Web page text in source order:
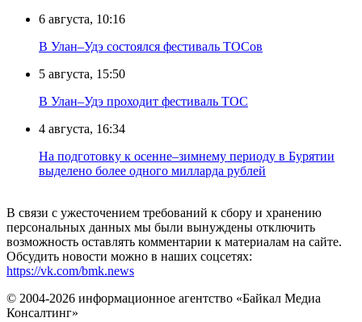
6 августа, 10:16
В Улан–Удэ состоялся фестиваль ТОСов
5 августа, 15:50
В Улан–Удэ проходит фестиваль ТОС
4 августа, 16:34
На подготовку к осенне–зимнему периоду в Бурятии
выделено более одного милларда рублей
В связи с ужесточением требований к сбору и хранению
персональных данных мы были вынуждены отключить
возможность оставлять комментарии к материалам на сайте.
Обсудить новости можно в наших соцсетях:
https://vk.com/bmk.news
© 2004-2026 информационное агентство «Байкал Медиа
Консалтинг»